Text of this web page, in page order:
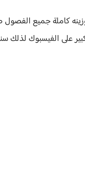
كاملة جميع
على الفيسبوك لذلك